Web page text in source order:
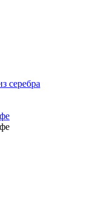
серебра